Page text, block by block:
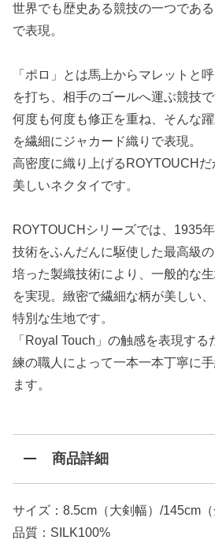
世界でも歴史ある競技の一つであ
で表現。
「ポロ」とは馬上からマレットと
を打ち、相手のゴールへ運ぶ競技で
何度も何度も修正を重ね、そんな
を繊細にジャカード織りで表現。
高密度に織り上げるROYTOUCHだ
美しいネクタイです。
ROYTOUCHシリーズでは、1935
技術をふんだんに駆使した最高級の
培った製織技術により、一般的な
を実現。緻密で繊細な柄が美しい
特別な生地です。
「Royal Touch」の触感を表現す
練の職人によって一本一本丁寧に
ます。
商品詳細
サイズ：8.5cm（大剣幅）/145cm（
品質：SILK100%